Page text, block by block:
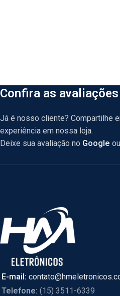
Confira as
Já é nosso cliente? Compartilhe
experiência em nossa loja.
Deixe sua avaliação no Google
E-mail:
Telefone: (15) 3511-6339